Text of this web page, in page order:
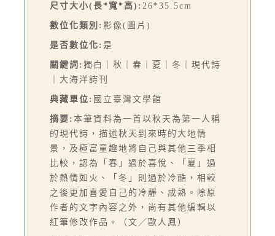
尺寸大小(長*寬*高): 26*35.5cm
數位化類別: 影像(圖片)
是否數位化: 是
關鍵詞: 獨白｜秋｜春｜夏｜冬｜現代詩
｜大海洋詩刊
典藏單位: 國立臺灣文學館
摘要: 本筆資料為一首以秋天為第一人稱
的現代詩，描述秋天到來時的大地情
景，及極富童趣地將自己與其他三季相
比較，認為「春」過於喜悅、「夏」過
於熱情如火、「冬」則過於冷酷，相較
之後更加喜愛自己的冷靜、成熟。除原
作者的文字內容之外，尚有其他編輯以
紅筆修改作品。（文／歐人鳳）